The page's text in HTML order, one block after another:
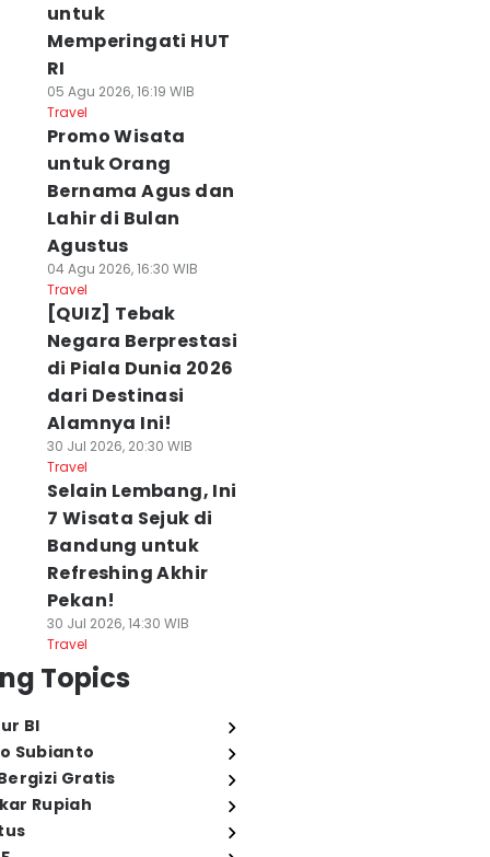
untuk
Memperingati HUT
RI
05 Agu 2026, 16:19 WIB
Travel
Promo Wisata
untuk Orang
Bernama Agus dan
Lahir di Bulan
Agustus
04 Agu 2026, 16:30 WIB
Travel
[QUIZ] Tebak
Negara Berprestasi
di Piala Dunia 2026
dari Destinasi
Alamnya Ini!
30 Jul 2026, 20:30 WIB
Travel
Selain Lembang, Ini
7 Wisata Sejuk di
Bandung untuk
Refreshing Akhir
Pekan!
30 Jul 2026, 14:30 WIB
Travel
Topics
BI
Subianto
Gratis
Rupiah